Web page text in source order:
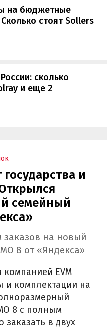
на бюджетные
стоят Sollers
сколько
и еще 2
и
семейный
заказов на новый
8 от «Яндекса»
EVM
и комплектации на
8 с полным
в двух